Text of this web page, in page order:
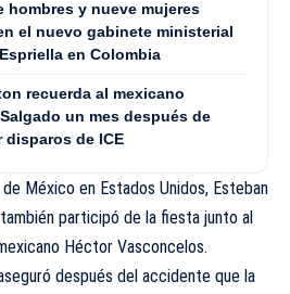
hombres y nueve mujeres
el nuevo gabinete ministerial
en Colombia
recuerda al mexicano
un mes después de
disparos de ICE
de México en Estados Unidos, Esteban
participó de la fiesta junto al
Héctor Vasconcelos.
después del accidente que la